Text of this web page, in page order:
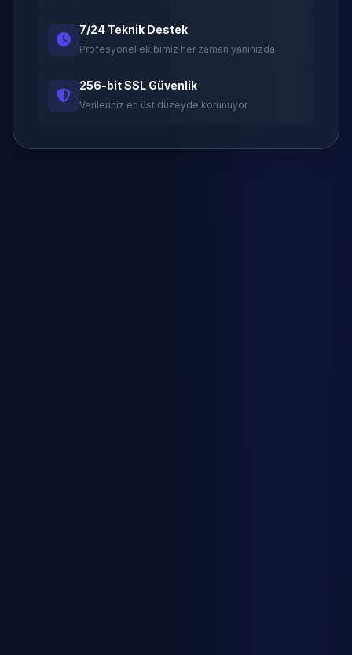
7/24 Teknik Destek
Profesyonel ekibimiz her zaman yanınızda
256-bit SSL Güvenlik
Verileriniz en üst düzeyde korunuyor